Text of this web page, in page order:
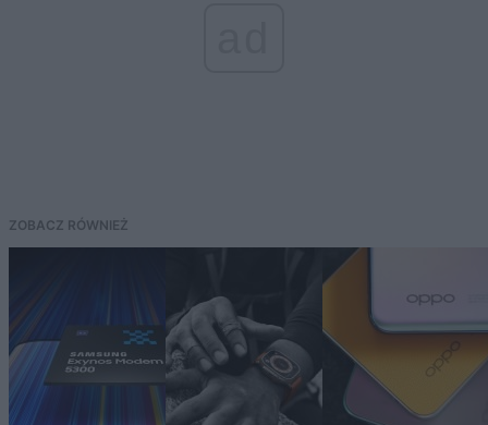
ZOBACZ RÓWNIEŻ